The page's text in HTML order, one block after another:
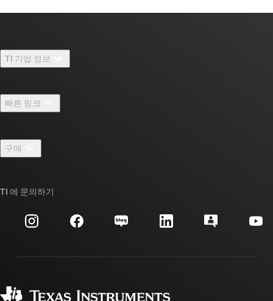
TI 기업 정보
채용
뉴스룸
이벤트
투자 관계
빠른 링크
TI E2E™ 설계 지원 포럼
대체품 검색
고객 지원 센터
myTI 계정 FAQ
구매
주문 FAQ
TI 에 문의하기